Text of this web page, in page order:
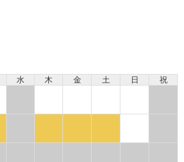
水 木 金 土 日 祝